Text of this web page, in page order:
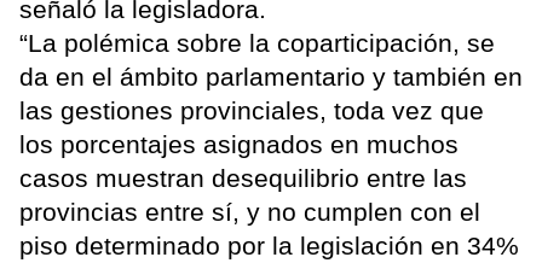
señaló la legisladora.
“La polémica sobre la coparticipación, se
da en el ámbito parlamentario y también en
las gestiones provinciales, toda vez que
los porcentajes asignados en muchos
casos muestran desequilibrio entre las
provincias entre sí, y no cumplen con el
piso determinado por la legislación en 34%